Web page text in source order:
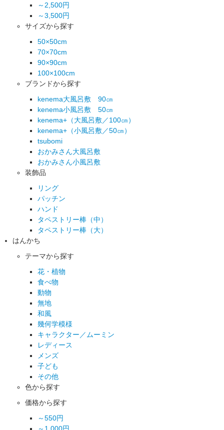
～2,500円
～3,500円
サイズから探す
50×50cm
70×70cm
90×90cm
100×100cm
ブランドから探す
kenema大風呂敷 90㎝
kenema小風呂敷 50㎝
kenema+（大風呂敷／100㎝）
kenema+（小風呂敷／50㎝）
tsubomi
おかみさん大風呂敷
おかみさん小風呂敷
装飾品
リング
パッチン
ハンド
タペストリー棒（中）
タペストリー棒（大）
はんかち
テーマから探す
花・植物
食べ物
動物
無地
和風
幾何学模様
キャラクター／ムーミン
レディース
メンズ
子ども
その他
色から探す
価格から探す
～550円
～1,000円